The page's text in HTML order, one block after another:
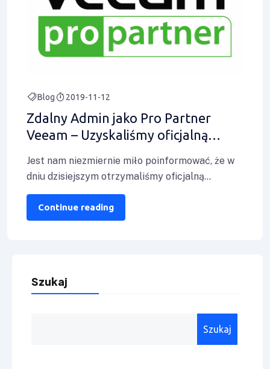
Blog 2019-11-12
Zdalny Admin jako Pro Partner
Veeam – Uzyskaliśmy oficjalną
Jest nam niezmiernie miło poinformować, że w
dniu dzisiejszym otrzymaliśmy oficjalną
autoryzację wydaną przez Veeam Software dla
naszej spółki. Dzięki
Continue reading
Szukaj
Szukaj